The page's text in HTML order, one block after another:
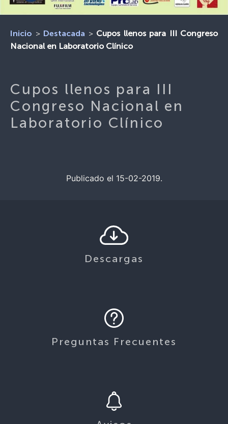
Inicio > Destacada > Cupos llenos para III Congreso
Nacional en Laboratorio Clínico
Cupos llenos para III
Congreso Nacional en
Laboratorio Clínico
Publicado el 15-02-2019.
Descargas
Preguntas Frecuentes